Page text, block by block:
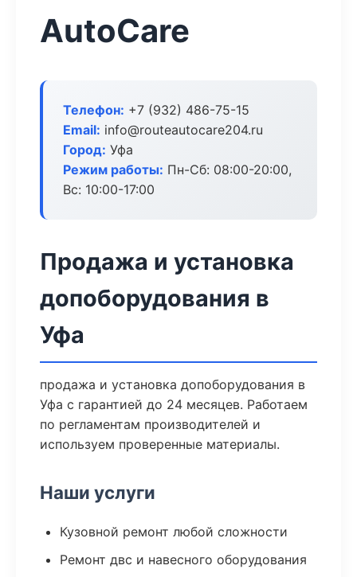
AutoCare
Телефон: +7 (932) 486-75-15
Email: info@routeautocare204.ru
Город: Уфа
Режим работы: Пн-Сб: 08:00-20:00,
Вс: 10:00-17:00
Продажа и установка
допоборудования в
Уфа
продажа и установка допоборудования в
Уфа с гарантией до 24 месяцев. Работаем
по регламентам производителей и
используем проверенные материалы.
Наши услуги
Кузовной ремонт любой сложности
Ремонт двс и навесного оборудования